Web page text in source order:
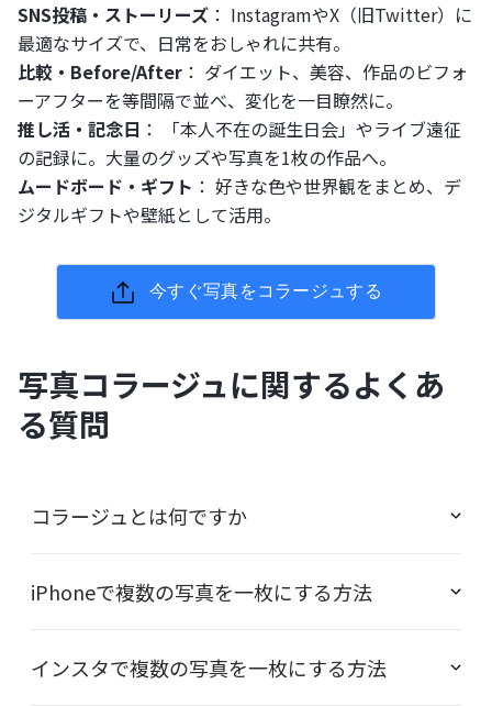
SNS投稿・ストーリーズ ： InstagramやX（旧Twitter）に
最適なサイズで、日常をおしゃれに共有。
比較・Before/After ： ダイエット、美容、作品のビフォ
ーアフターを等間隔で並べ、変化を一目瞭然に。
推し活・記念日 ： 「本人不在の誕生日会」やライブ遠征
の記録に。大量のグッズや写真を1枚の作品へ。
ムードボード・ギフト ： 好きな色や世界観をまとめ、デ
ジタルギフトや壁紙として活用。
今すぐ写真をコラージュする
写真コラージュに関するよくあ
る質問
コラージュとは何ですか
iPhoneで複数の写真を一枚にする方法
インスタで複数の写真を一枚にする方法